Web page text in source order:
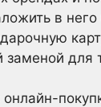
в
для